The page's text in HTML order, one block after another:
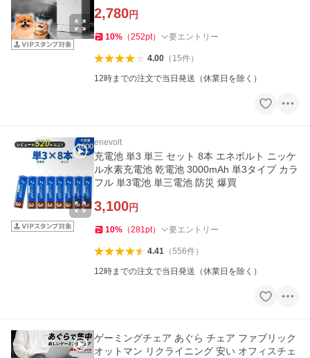
2,780円
10% （252pt） 要エントリー
4.00（ 15件）
12時までの注文で当日発送（休業日を除く）
enevolt
充電池 単3 単三 セット 8本 エネボルト ニッケ
ル水素充電池 乾電池 3000mAh 単3タイプ カラ
フル 単3電池 単三電池 防災 爆買
3,100円
10% （281pt） 要エントリー
4.41（556件）
12時までの注文で当日発送（休業日を除く）
ゲーミングチェア あぐら チェア ファブリック
オットマン リクライニング 安い オフィスチェ